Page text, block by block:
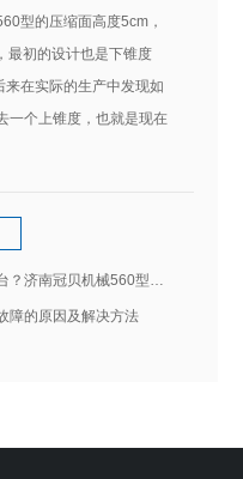
型的压缩面高度5cm，
最初的设计也是下锥度
在实际的生产中发现如
一个上锥度，也就是现在
南冠贝机械560型号及价格
障的原因及解决方法